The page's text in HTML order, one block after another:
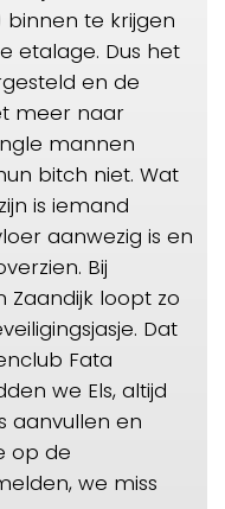
binnen te krijgen
etalage. Dus het
en de
meer naar
mannen
bitch niet. Wat
is iemand
aanwezig is en
Bij
Zaandijk loopt zo
Dat
Fata
we Els, altijd
aanvullen en
op de
we miss